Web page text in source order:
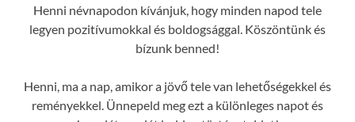
Henni névnapodon kívánjuk, hogy minden napod tele
legyen pozitívumokkal és boldogsággal. Köszöntünk és
bízunk benned!
Henni, ma a nap, amikor a jövő tele van lehetőségekkel és
reményekkel. Ünnepeld meg ezt a különleges napot és